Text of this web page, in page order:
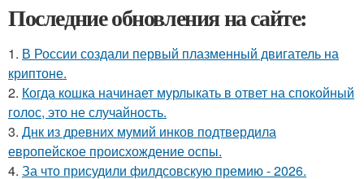
Последние обновления на сайте:
1. В России создали первый плазменный двигатель на
криптоне.
2. Когда кошка начинает мурлыкать в ответ на спокойный
голос, это не случайность.
3. Днк из древних мумий инков подтвердила
европейское происхождение оспы.
4. За что присудили филдсовскую премию - 2026.